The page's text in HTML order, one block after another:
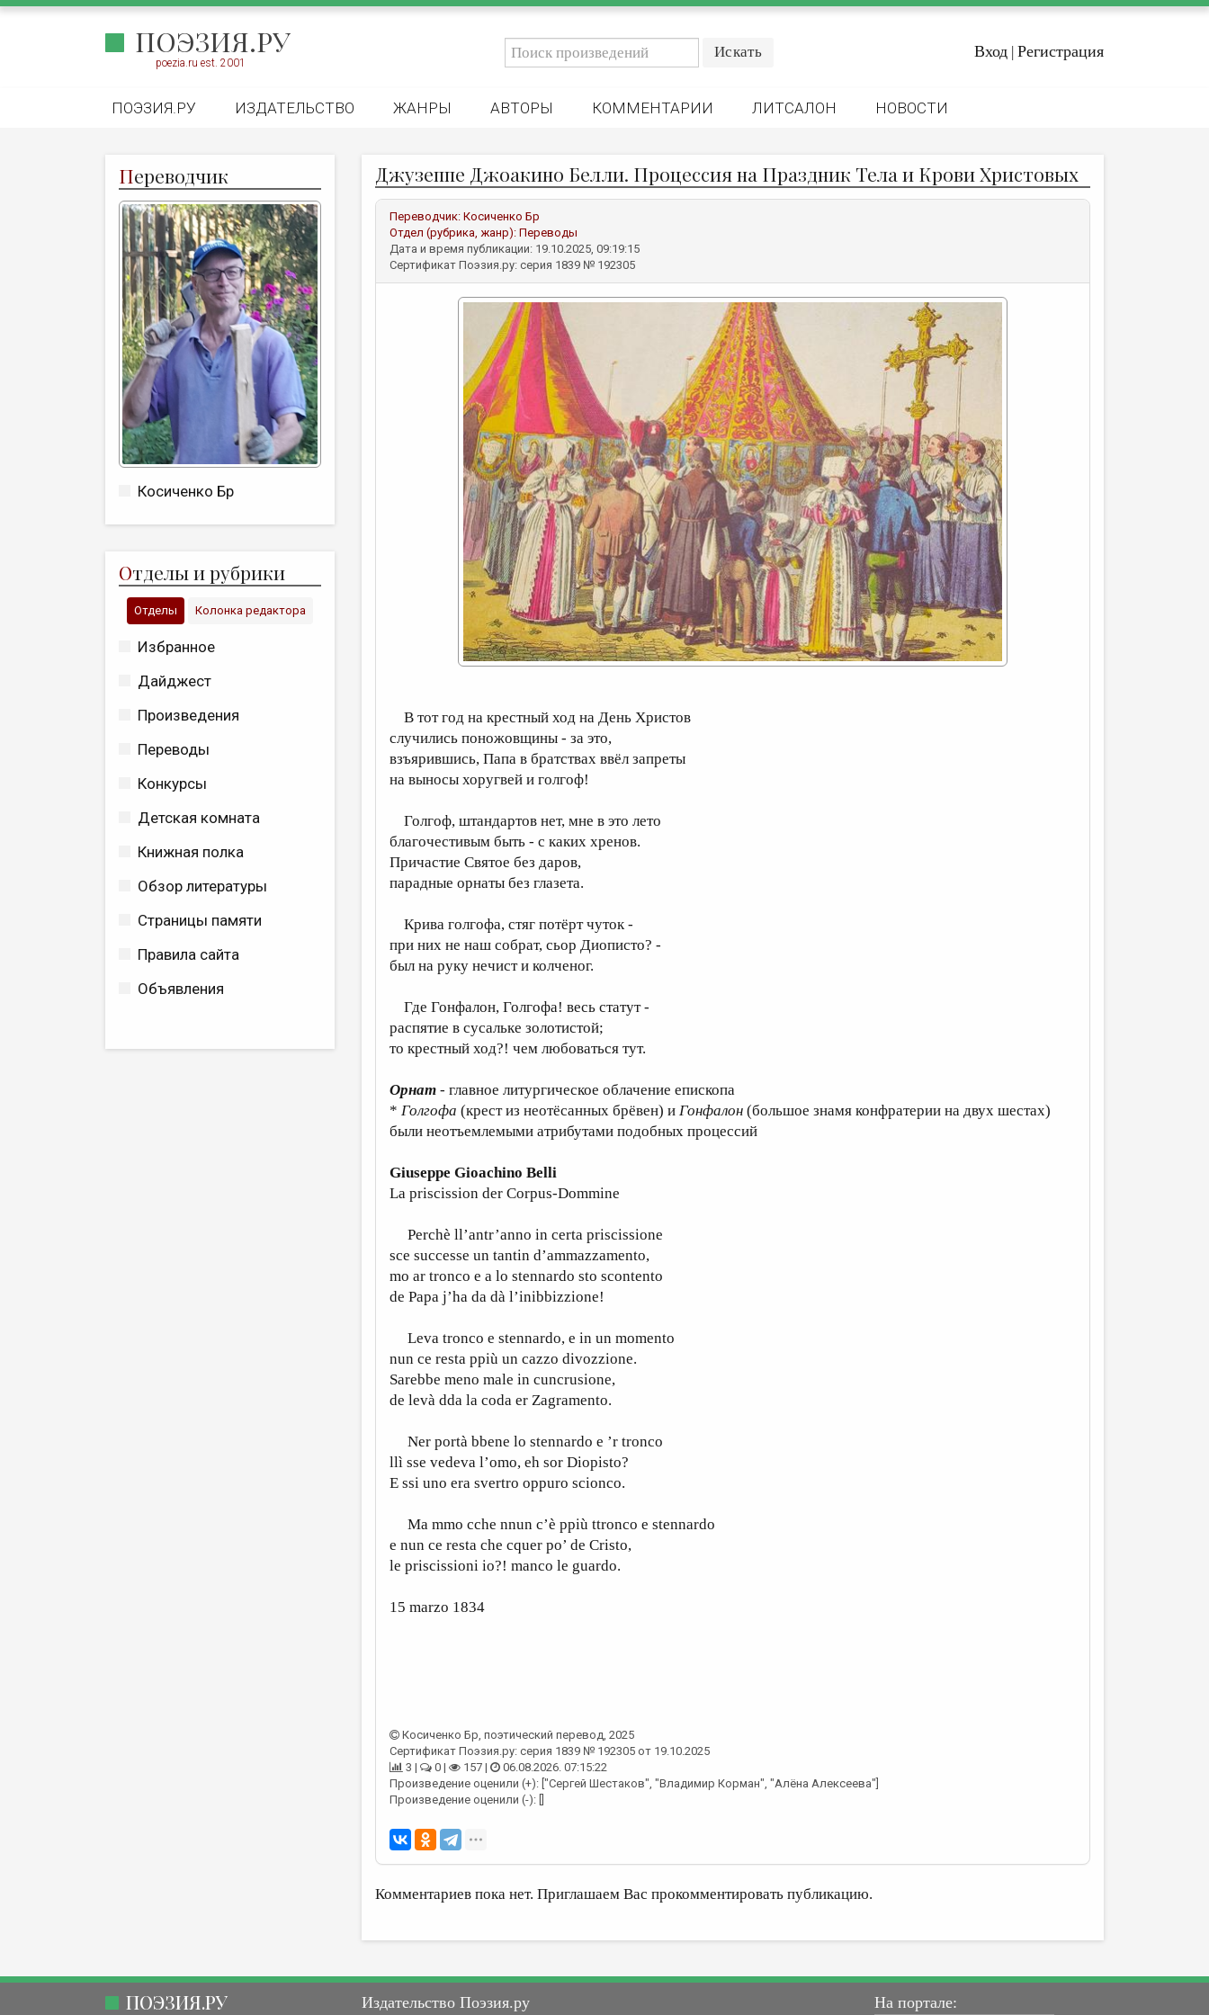
ПОЭЗИЯ.РУ
poezia.ru est. 2001
Вход | Регистрация
ПОЭЗИЯ.РУ ИЗДАТЕЛЬСТВО ЖАНРЫ АВТОРЫ КОММЕНТАРИИ ЛИТСАЛОН НОВОСТИ
Переводчик
Косиченко Бр
Отделы и рубрики
Отделы Колонка редактора
Избранное
Дайджест
Произведения
Переводы
Конкурсы
Детская комната
Книжная полка
Обзор литературы
Страницы памяти
Правила сайта
Объявления
Джузеппе Джоакино Белли. Процессия на Праздник Тела и Крови Христовых
Переводчик: Косиченко Бр
Отдел (рубрика, жанр): Переводы
Дата и время публикации: 19.10.2025, 09:19:15
Сертификат Поэзия.ру: серия 1839 № 192305
В тот год на крестный ход на День Христов
случились поножовщины - за это,
взъярившись, Папа в братствах ввёл запреты
на выносы хоругвей и голгоф!
Голгоф, штандартов нет, мне в это лето
благочестивым быть - с каких хренов.
Причастие Святое без даров,
парадные орнаты без глазета.
Крива голгофа, стяг потёрт чуток -
при них не наш собрат, сьор Диописто? -
был на руку нечист и колченог.
Где Гонфалон, Голгофа! весь статут -
распятие в сусальке золотистой;
то крестный ход?! чем любоваться тут.
Орнат - главное литургическое облачение епископа
* Голгофа (крест из неотёсанных брёвен) и Гонфалон (большое знамя конфратерии на двух шестах)
были неотъемлемыми атрибутами подобных процессий
Giuseppe Gioachino Belli
La priscission der Corpus-Dommine
Perchè ll’antr’anno in certa priscissione
sce successe un tantin d’ammazzamento,
mo ar tronco e a lo stennardo sto scontento
de Papa j’ha da dà l’inibbizzione!
Leva tronco e stennardo, e in un momento
nun ce resta ppiù un cazzo divozzione.
Sarebbe meno male in cuncrusione,
de levà dda la coda er Zagramento.
Ner portà bbene lo stennardo e ’r tronco
llì sse vedeva l’omo, eh sor Diopisto?
E ssi uno era svertro oppuro scionco.
Ma mmo cche nnun c’è ppiù ttronco e stennardo
e nun ce resta che cquer po’ de Cristo,
le priscissioni io?! manco le guardo.
15 marzo 1834
Косиченко Бр , поэтический перевод, 2025
Сертификат Поэзия.ру: серия 1839 № 192305 от 19.10.2025
3 |
0 | 157 |
06.08.2026. 07:15:22
Произведение оценили (+): ["Сергей Шестаков", "Владимир Корман", "Алёна Алексеева"]
Произведение оценили (-): []
Комментариев пока нет. Приглашаем Вас прокомментировать публикацию.
ПОЭЗИЯ.РУ Издательство Поэзия.ру На портале: